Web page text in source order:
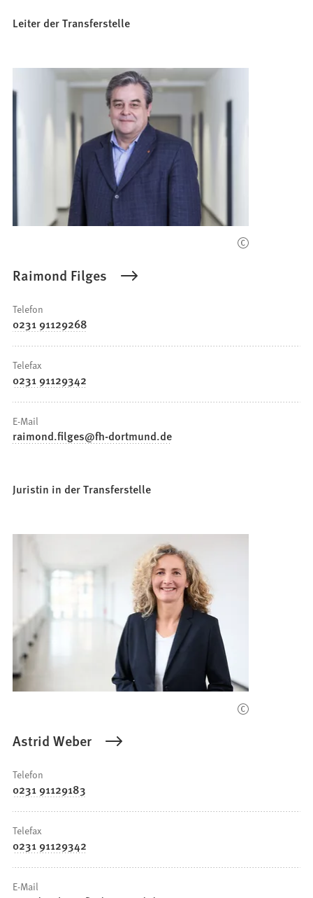
Tab)
Leiter der Transferstelle
Raimond Filges
Telefon
0231 91129268
Telefax
0231 91129342
E-Mail
raimond.filges fh-dortmund de
Juristin in der Transferstelle
Astrid Weber
Telefon
0231 91129183
Telefax
0231 91129342
E-Mail